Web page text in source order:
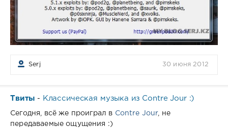
Serj 30 июня 2012
Твиты - Классическая музыка из Contre Jour :)
Сегодня, всё же проиграл в Contre Jour, не
передаваемые ощущения :)